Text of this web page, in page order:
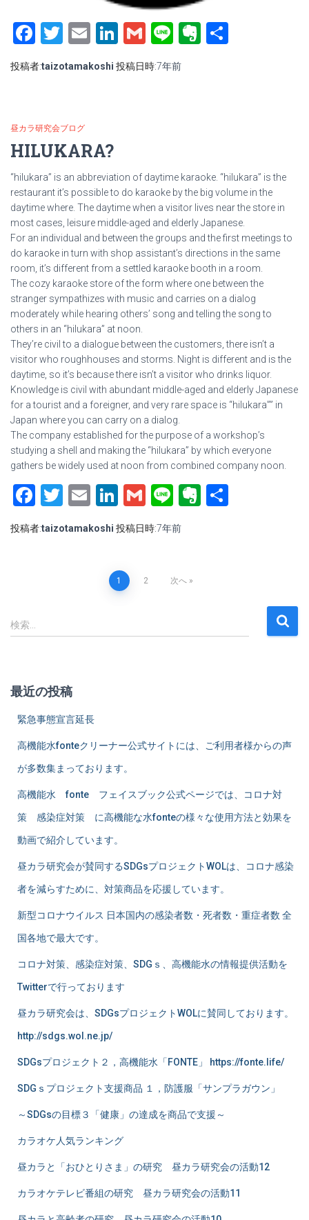
Facebook
Twitter
EmailLinkedIn
Gmail
LineEvernote
投稿者:taizotamakoshi 投稿日時:7年前
昼カラ研究会ブログ
HILUKARA?
“hilukara” is an abbreviation of daytime karaoke. “hilukara” is the
restaurant it’s possible to do karaoke by the big volume in the
daytime where. The daytime when a visitor lives near the store in
most cases, leisure middle-aged and elderly Japanese.
For an individual and between the groups and the first meetings to
do karaoke in turn with shop assistant’s directions in the same
room, it’s different from a settled karaoke booth in a room.
The cozy karaoke store of the form where one between the
stranger sympathizes with music and carries on a dialog
moderately while hearing others’ song and telling the song to
others in an “hilukara” at noon.
They’re civil to a dialogue between the customers, there isn’t a
visitor who roughhouses and storms. Night is different and is the
daytime, so it’s because there isn’t a visitor who drinks liquor.
Knowledge is civil with abundant middle-aged and elderly Japanese
for a tourist and a foreigner, and very rare space is “hilukara”” in
Japan where you can carry on a dialog.
The company established for the purpose of a workshop’s
studying a shell and making the “hilukara” by which everyone
gathers be widely used at noon from combined company noon.
Facebook
Twitter
EmailLinkedIn
Gmail
LineEvernote
投稿者:taizotamakoshi 投稿日時:7年前
稿
ビ
ゲ
ー
シ
ョ
ン
1 2 次へ
検
索
検索…
最近の投稿
緊急事態宣言延長
高機能水fonteクリーナー公式サイトには、ご利用者様からの声
が多数集まっております。
高機能水 fonte フェイスブック公式ページでは、コロナ対
策 感染症対策 に高機能な水fonteの様々な使用方法と効果を
動画で紹介しています。
昼カラ研究会が賛同するSDGsプロジェクトWOLは、コロナ感染
者を減らすために、対策商品を応援しています。
新型コロナウイルス 日本国内の感染者数・死者数・重症者数 全
国各地で最大です。
コロナ対策、感染症対策、SDGｓ、高機能水の情報提供活動を
Twitterで行っております
昼カラ研究会は、SDGsプロジェクトWOLに賛同しております。
http://sdgs.wol.ne.jp/
SDGsプロジェクト２，高機能水「FONTE」 https://fonte.life/
SDGｓプロジェクト支援商品 １，防護服「サンプラガウン」
～SDGsの目標３「健康」の達成を商品で支援～
カラオケ人気ランキング
昼カラと「おひとりさま」の研究 昼カラ研究会の活動12
カラオケテレビ番組の研究 昼カラ研究会の活動11